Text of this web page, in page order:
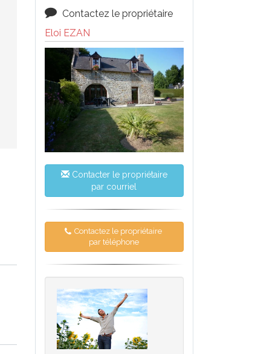
Contactez le propriétaire
Eloi EZAN
Contacter le propriétaire
par courriel
Contactez le propriétaire
par téléphone